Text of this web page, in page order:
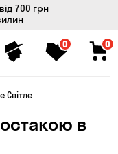
700 грн
0 0
Світле
в